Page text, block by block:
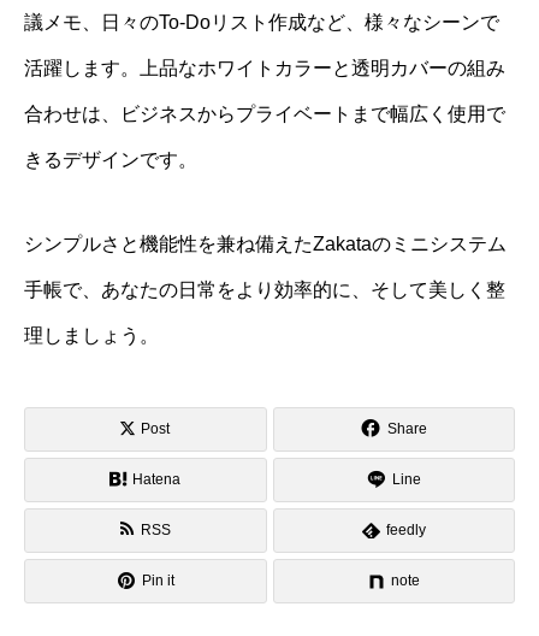
議メモ、日々のTo-Doリスト作成など、様々なシーンで
活躍します。上品なホワイトカラーと透明カバーの組み
合わせは、ビジネスからプライベートまで幅広く使用で
きるデザインです。
シンプルさと機能性を兼ね備えたZakataのミニシステム
手帳で、あなたの日常をより効率的に、そして美しく整
理しましょう。
Post Share
Hatena Line
RSS feedly
Pin it note